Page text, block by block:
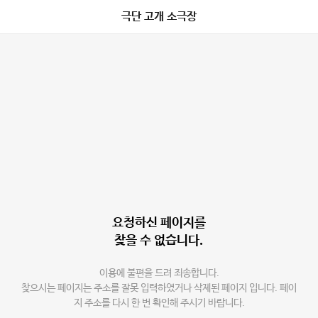
극단 고개 소극장
요청하신 페이지를
찾을 수 없습니다.
이용에 불편을 드려 죄송합니다.
찾으시는 페이지는 주소를 잘못 입력하였거나 삭제된 페이지 입니다. 페이
지 주소를 다시 한 번 확인해 주시기 바랍니다.